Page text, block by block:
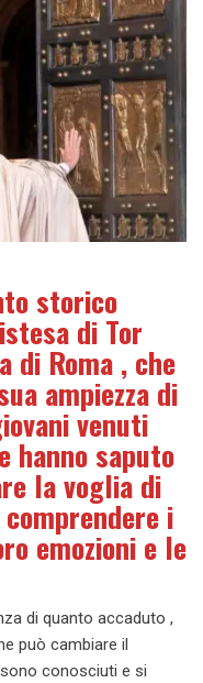
storico
di Tor
di Roma , che
ampiezza di
venuti
hanno saputo
la voglia di
i
emozioni e le
di quanto accaduto ,
può cambiare il
conosciuti e si